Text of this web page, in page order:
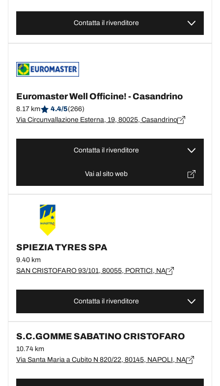
Contatta il rivenditore
Euromaster Well Officine! - Casandrino
8.17 km 4.4/5(266)
Via Circunvallazione Esterna, 19, 80025, Casandrino
Contatta il rivenditore
Vai al sito web
SPIEZIA TYRES SPA
9.40 km
SAN CRISTOFARO 93/101, 80055, PORTICI, NA
Contatta il rivenditore
S.C.GOMME SABATINO CRISTOFARO
10.74 km
Via Santa Maria a Cubito N 820/22, 80145, NAPOLI, NA